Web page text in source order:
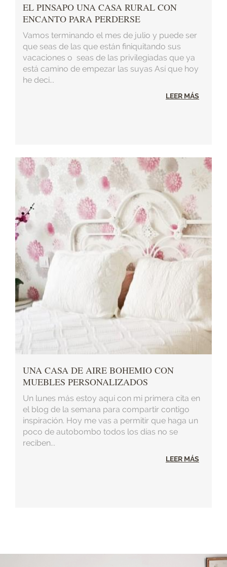
EL PINSAPO UNA CASA RURAL CON
ENCANTO PARA PERDERSE
Vamos terminando el mes de julio y puede ser
que seas de las que están finiquitando sus
vacaciones o seas de las privilegiadas que ya
está camino de empezar las suyas Así que hoy
he deci...
LEER MÁS
UNA CASA DE AIRE BOHEMIO CON
MUEBLES PERSONALIZADOS
Un lunes más estoy aquí con mi primera cita en
el blog de la semana para compartir contigo
inspiración. Hoy me vas a permitir que haga un
poco de autobombo todos los días no se
reciben...
LEER MÁS